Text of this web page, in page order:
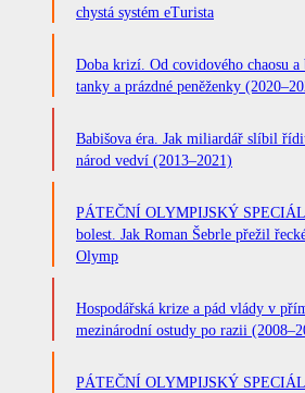
chystá systém eTurista
Doba krizí. Od covidového chaosu
tanky a prázdné peněženky
Babišova éra. Jak miliardář slíbil
národ vedví (2013–2021)
PÁTEČNÍ OLYMPIJSKÝ
bolest. Jak Roman Šebrle přežil
Olymp
Hospodářská krize a pád vlády v
mezinárodní ostudy po razii
PÁTEČNÍ OLYMPIJSKÝ